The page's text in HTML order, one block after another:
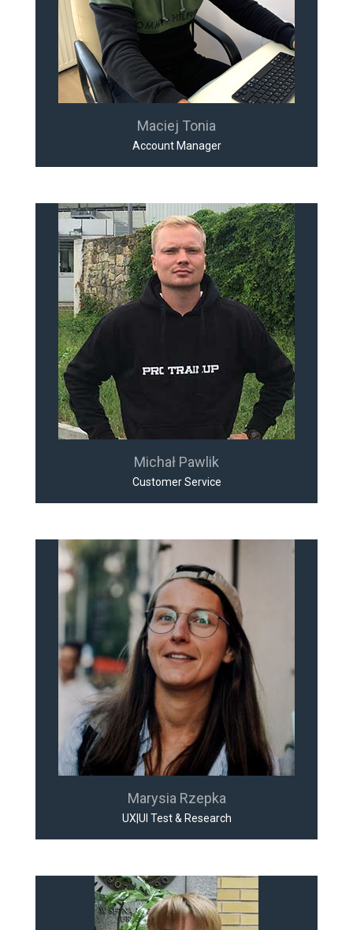
Maciej Tonia
Account Manager
Michał Pawlik
Customer Service
Marysia Rzepka
UX|UI Test & Research